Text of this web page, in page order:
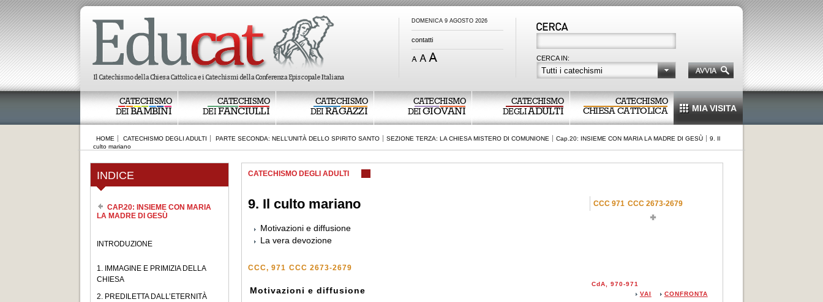
DOMENICA 9 AGOSTO 2026
contatti
CERCA IN:
Tutti i catechismi
CATECHISMO
DEIBAMBINI
CATECHISMO
DEIFANCIULLI
CATECHISMO
DEIRAGAZZI
CATECHISMO
DEIGIOVANI
CATECHISMO
DEGLIADULTI
CATECHISMO
CHIESA CATTOLICA MIA VISITA
HOME CATECHISMO DEGLI ADULTI PARTE SECONDA: NELL’UNITÀ DELLO SPIRITO SANTO SEZIONE TERZA: LA CHIESA MISTERO DI COMUNIONE Cap.20: INSIEME CON MARIA LA MADRE DI GESÙ
9. Il
culto mariano
INDICE
CAP.20: INSIEME CON MARIA
LA MADRE DI GESÙ
INTRODUZIONE
1. IMMAGINE E PRIMIZIA DELLA
CHIESA
2. PREDILETTA DALL’ETERNITÀ
CATECHISMO DEGLI ADULTI
9. Il culto mariano
Motivazioni e diffusione
La vera devozione
CCC 971 CCC 2673-2679
CCC, 971 CCC 2673-2679
Motivazioni e diffusione
CdA, 970-971
CONFRONTA
VAI